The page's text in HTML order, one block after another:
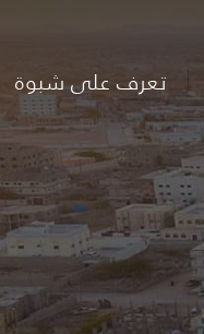
تعرف على شبوة